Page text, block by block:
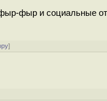
фыр и социальные
]